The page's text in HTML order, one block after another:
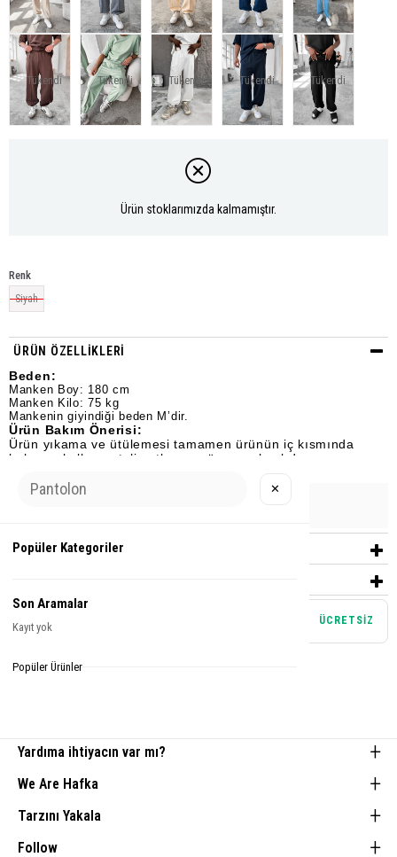
Tükendi Tükendi Tükendi Tükendi Tükendi
Ürün stoklarımızda kalmamıştır.
Renk
Siyah
ÜRÜN ÖZELLIKLERI
Beden:
Manken Boy: 180 cm
Manken Kilo: 75 kg
Mankenin giyindiği beden M’dir.
Ürün Bakım Önerisi:
Ürün yıkama ve ütülemesi tamamen ürünün iç kısmında
bulunan kullanım talimatlarına göre yapılmalıdır.
YORUMLAR(0)
ÜCRETSİZ
Yardıma ihtiyacın var mı?
We Are Hafka
Tarzını Yakala
Follow
✕
Popüler Kategoriler
Son Aramalar
Kayıt yok
Popüler Ürünler